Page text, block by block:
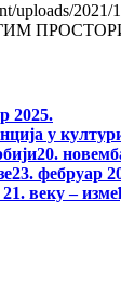
uploads/
2025.
у
20.
23. фебруар
веку –